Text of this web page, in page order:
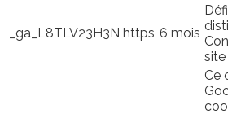
_ga_L8TLV23H3N https 6 mois
site
Ce